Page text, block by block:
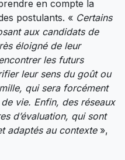
en compte la
postulants. « Certains
aux candidats de
éloigné de leur
les futurs
leur sens du goût ou
qui sera forcément
vie. Enfin, des réseaux
d’évaluation, qui sont
adaptés au contexte»,